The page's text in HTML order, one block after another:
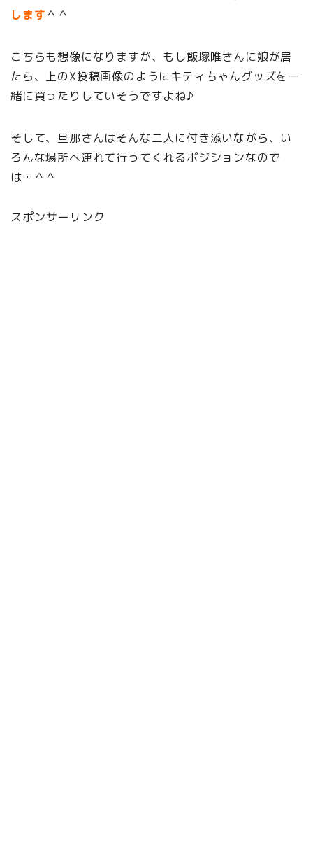
します＾＾
こちらも想像になりますが、もし飯塚唯さんに娘が居
たら、上のX投稿画像のようにキティちゃんグッズを一
緒に買ったりしていそうですよね♪
そして、旦那さんはそんな二人に付き添いながら、い
ろんな場所へ連れて行ってくれるポジションなので
は…＾＾
スポンサーリンク